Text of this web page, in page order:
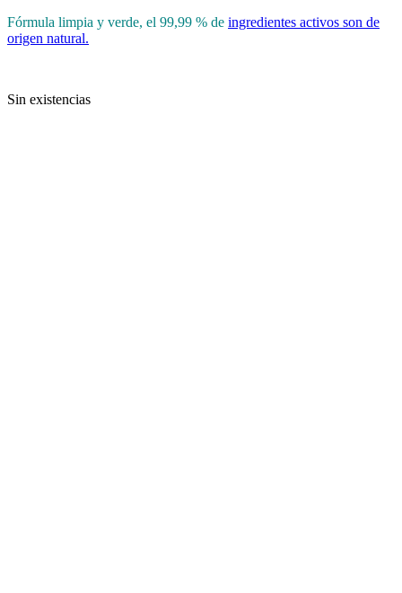
Fórmula limpia y verde, el 99,99 % de ingredientes activos son de
origen natural.
Sin existencias